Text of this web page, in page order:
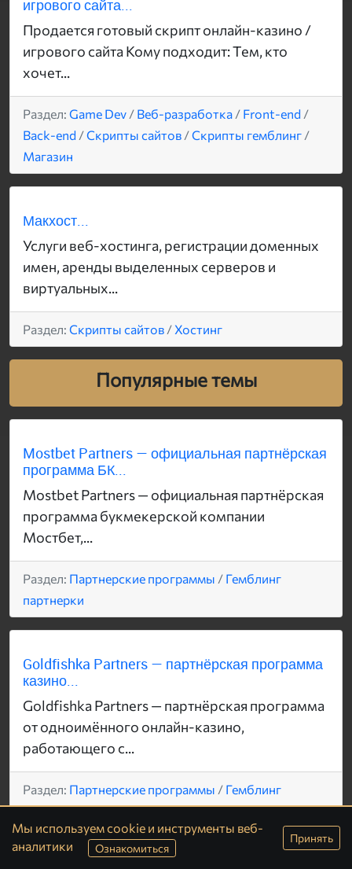
игрового сайта...
Продается готовый скрипт онлайн-казино /
игрового сайта Кому подходит: Тем, кто
хочет...
Раздел: Game Dev / Веб-разработка / Front-end /
Back-end /Скрипты сайтов /Скрипты гемблинг /
Магазин
Макхост...
Услуги веб-хостинга, регистрации доменных
имен, аренды выделенных серверов и
виртуальных...
Раздел: Скрипты сайтов /Хостинг
Популярные темы
Mostbet Partners — официальная партнёрская
программа БК...
Mostbet Partners — официальная партнёрская
программа букмекерской компании
Мостбет,...
Раздел: Партнерские программы / Гемблинг
партнерки
Goldfishka Partners — партнёрская программа
казино...
Goldfishka Partners — партнёрская программа
от одноимённого онлайн-казино,
работающего с...
Раздел: Партнерские программы / Гемблинг
партнерки
Мы используем cookie и инструменты веб-
аналитики
Ознакомиться
Принять